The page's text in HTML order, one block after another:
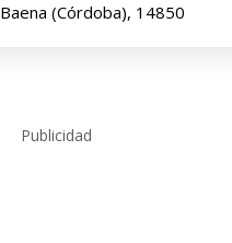
Baena (Córdoba), 14850
Publicidad